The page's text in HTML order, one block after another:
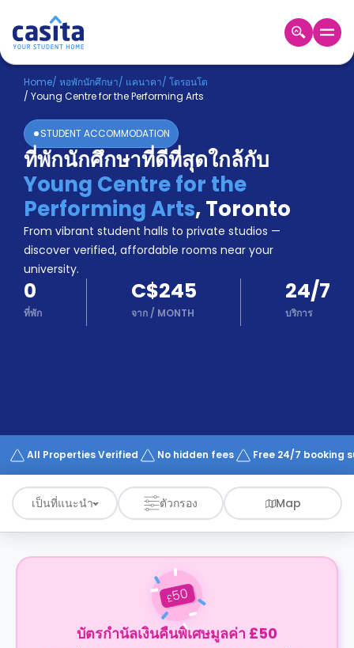
Home TH CAD
เข้าสู่
ระบบ
Booking
Accommodation
About
us
Blog
Refer
And
Earn
Become
A
Partner
Help
Works
Home/ หอพักนักศึกษา/ แคนาคา/ โตรอนโต
/ Young Centre for the Performing Arts
STUDENT ACCOMMODATION
ที่พักนักศึกษาที่ดีที่สุดใกล้กับ
Young Centre for the
Performing Arts,Toronto
From vibrant student halls to private studios —
discover verified, affordable rooms near your
university.
0
ที่พัก
C$245
จาก/ MONTH
24/7
บริการ
All Properties Verified No hidden fees Free 24/7 booking
เป็นที่แนะนำ ตัวกรอง Map
£50
บัตรกำนัลเงินคืนพิเศษมูลค่า £50